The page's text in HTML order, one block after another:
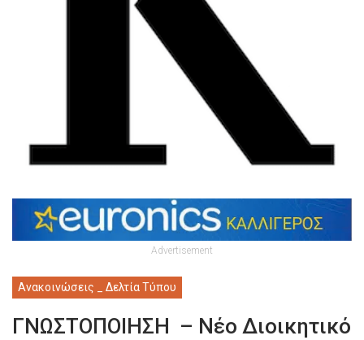
Advertisement
Ανακοινώσεις _ Δελτία Τύπου
ΓΝΩΣΤΟΠΟΙΗΣΗ – Νέο Διοικητικό